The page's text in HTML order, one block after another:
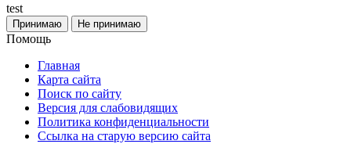
test
Принимаю Не принимаю
Помощь
Главная
Карта сайта
Поиск по сайту
Версия для слабовидящих
Политика конфиденциальности
Ссылка на старую версию сайта